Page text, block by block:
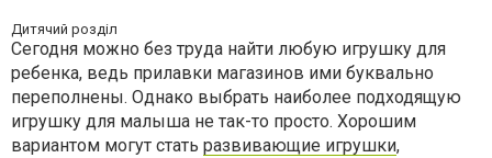
Дитячий розділ
Сегодня можно без труда найти любую игрушку для
ребенка, ведь прилавки магазинов ими буквально
переполнены. Однако выбрать наиболее подходящую
игрушку для малыша не так-то просто. Хорошим
вариантом могут стать развивающие игрушки,